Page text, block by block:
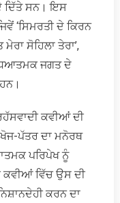
ਦਿੱਤੇ ਸਨ। ਇਸ
‘ਸਿਮਰਤੀ ਦੇ ਕਿਰਨ
ਮੇਰਾ ਸੋਹਿਲਾ ਤੇਰਾ’,
ਜਗਤ ਦੇ
ਕਵੀਆਂ ਦੀ
ਪੱਤਰ ਦਾ ਮਨੋਰਥ
ਪਰਿਪੇਖ ਨੂੰ
ਵਿੱਚ ਉਸ ਦੀ
ਕਰਨ ਦਾ